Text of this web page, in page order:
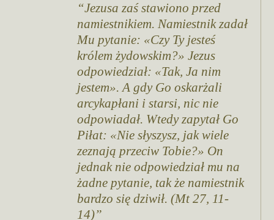
Jezusa zaś stawiono przed
namiestnikiem. Namiestnik zadał
Mu pytanie: «Czy Ty jesteś
królem żydowskim?» Jezus
odpowiedział: «Tak, Ja nim
jestem». A gdy Go oskarżali
arcykapłani i starsi, nic nie
odpowiadał. Wtedy zapytał Go
Piłat: «Nie słyszysz, jak wiele
zeznają przeciw Tobie?» On
jednak nie odpowiedział mu na
żadne pytanie, tak że namiestnik
bardzo się dziwił. (Mt 27, 11-
14)